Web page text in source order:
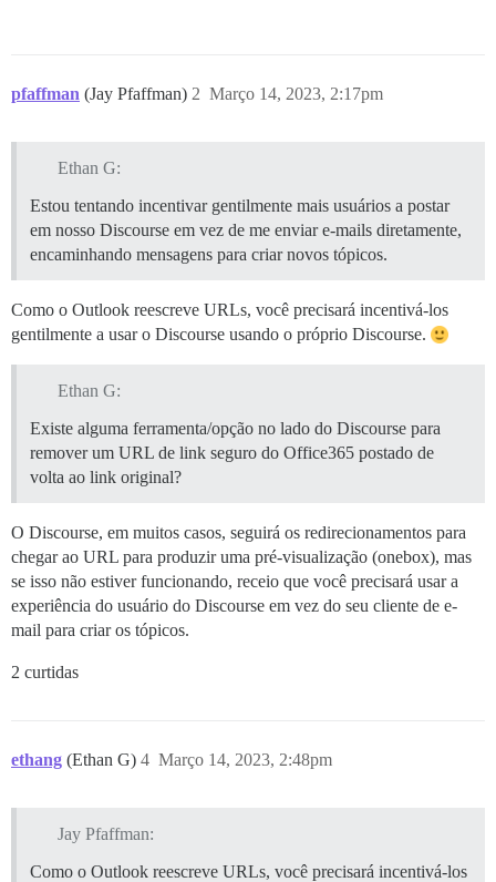
pfaffman (Jay Pfaffman) Março 14, 2023, 2:17pm
2
Ethan G:
Estou tentando incentivar gentilmente mais usuários a postar
em nosso Discourse em vez de me enviar e-mails diretamente,
encaminhando mensagens para criar novos tópicos.
Como o Outlook reescreve URLs, você precisará incentivá-los
gentilmente a usar o Discourse usando o próprio Discourse.
Ethan G:
Existe alguma ferramenta/opção no lado do Discourse para
remover um URL de link seguro do Office365 postado de
volta ao link original?
O Discourse, em muitos casos, seguirá os redirecionamentos para
chegar ao URL para produzir uma pré-visualização (onebox), mas
se isso não estiver funcionando, receio que você precisará usar a
experiência do usuário do Discourse em vez do seu cliente de e-
mail para criar os tópicos.
2 curtidas
ethang (Ethan G) Março 14, 2023, 2:48pm
4
Jay Pfaffman:
Como o Outlook reescreve URLs, você precisará incentivá-los